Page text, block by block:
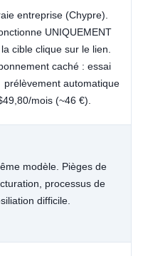
entreprise (Chypre).
UNIQUEMENT
cible clique sur le lien.
caché : essai
automatique
mois (~46 €).
modèle. Pièges de
processus de
difficile.